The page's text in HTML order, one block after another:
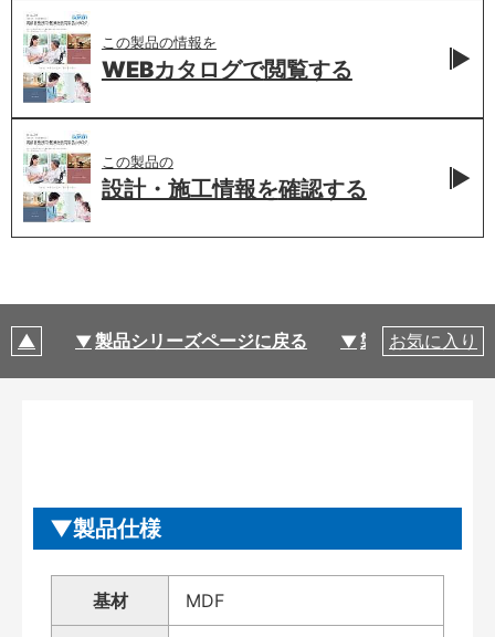
この製品の情報を
WEBカタログで閲覧する
この製品の
設計・施工情報を確認する
製品シリーズページに戻る 製品仕様
お気に入り
製品仕様
基材 MDF